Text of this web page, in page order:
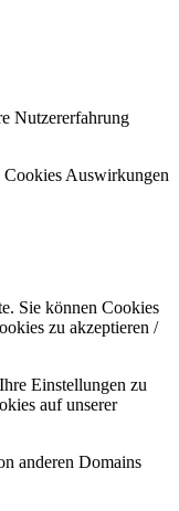
Nutzererfahrung
Cookies Auswirkungen
Sie können Cookies
zu akzeptieren /
Einstellungen zu
auf unserer
anderen Domains